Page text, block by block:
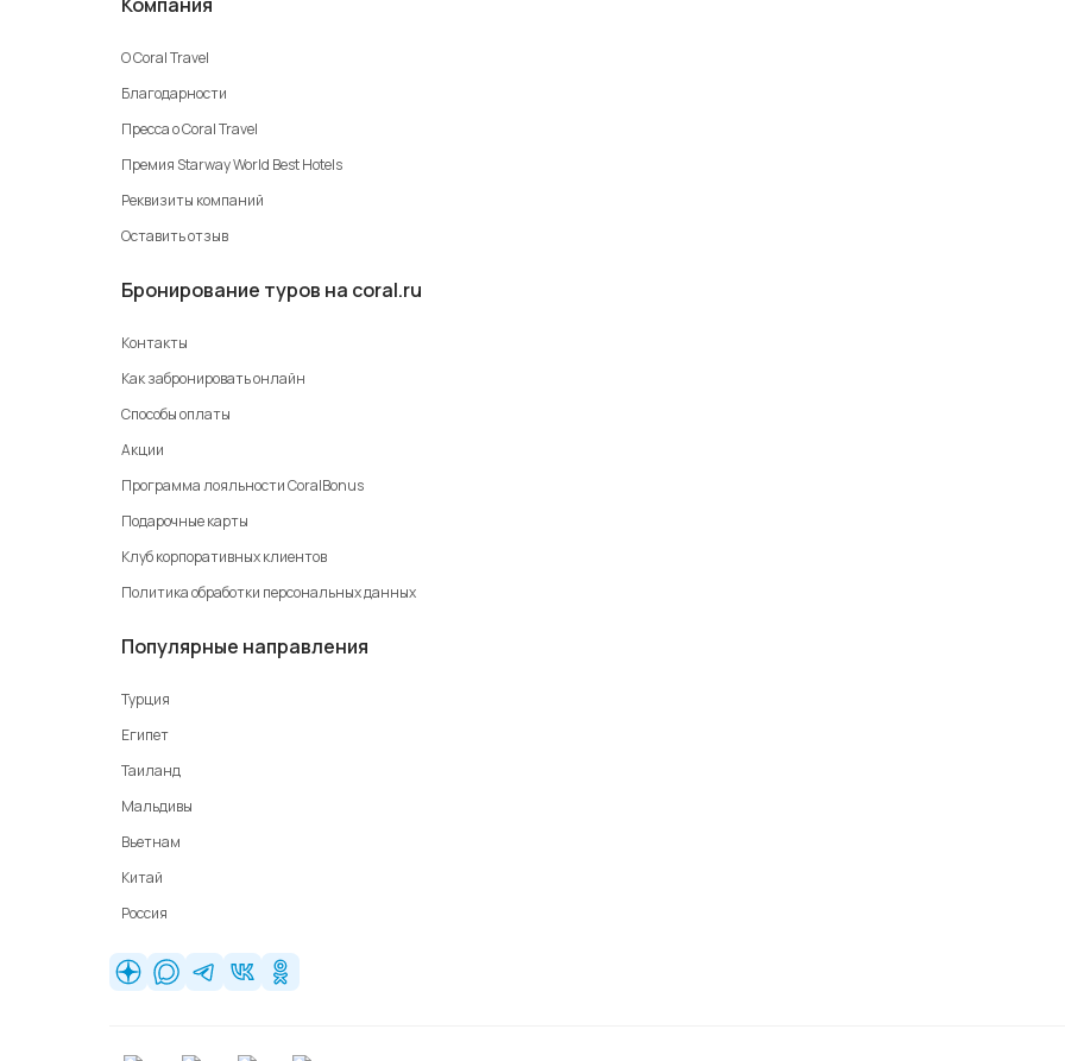
О Coral Travel
Благодарности
Пресса о Coral Travel
Премия Starway World Best Hotels
Реквизиты компаний
Оставить отзыв
Бронирование туров на coral.ru
Контакты
Как забронировать онлайн
Способы оплаты
Акции
Программа лояльности CoralBonus
Подарочные карты
Клуб корпоративных клиентов
Политика обработки персональных данных
Популярные направления
Турция
Египет
Таиланд
Мальдивы
Вьетнам
Китай
Россия